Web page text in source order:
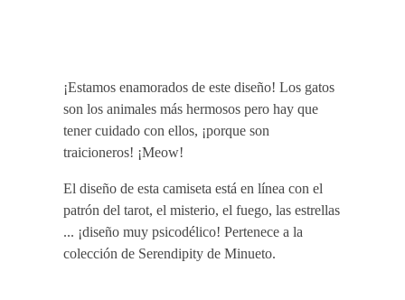
¡Estamos enamorados de este diseño! Los gatos
son los animales más hermosos pero hay que
tener cuidado con ellos, ¡porque son
traicioneros! ¡Meow!
El diseño de esta camiseta está en línea con el
patrón del tarot, el misterio, el fuego, las estrellas
... ¡diseño muy psicodélico! Pertenece a la
colección de Serendipity de Minueto.